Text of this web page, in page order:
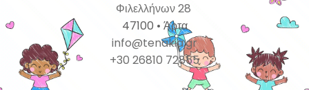
Φιλελλήνων 28
47100 • Άρτα
info@tenakia.gr
+30 26810 72855